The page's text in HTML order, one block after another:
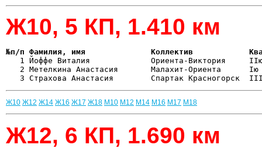
Ж10, 5 КП, 1.410 км
№п/п Фамилия, имя              Коллектив            Квал
1 Йоффе Виталия             Ориента-Виктория
2 Метелкина Анастасия       Малахит-Ориента
Ж10 Ж12 Ж14 Ж16 Ж17 Ж18 М10 М12 М14 М16 М17 М18
Ж12, 6 КП, 1.690 км